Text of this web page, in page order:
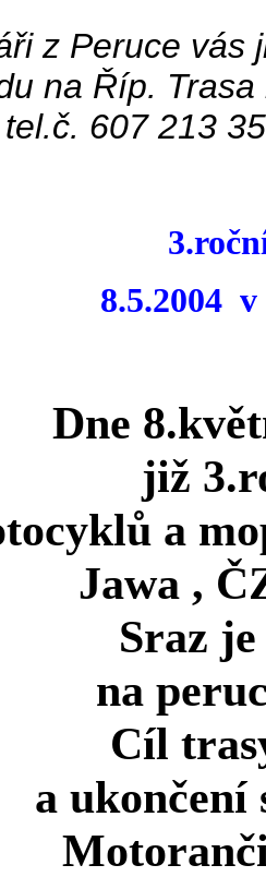
z Peruce vás
na Říp.
607 213
8.5.2004
Dne
již
a
Jawa ,
Sraz
na
Cíl
a ukončení